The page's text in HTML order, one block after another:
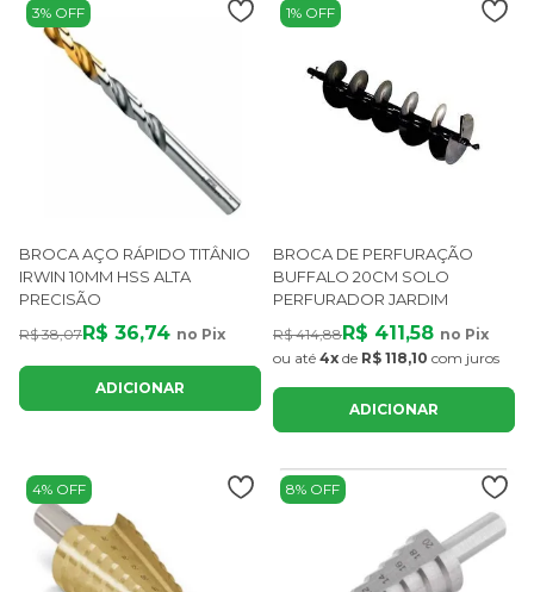
3% OFF
BROCA AÇO RÁPIDO TITÂNIO
IRWIN 10MM HSS ALTA
PRECISÃO
R$ 38,07R$ 36,74 no Pix
ADICIONAR
1% OFF
BROCA DE PERFURAÇÃO
BUFFALO 20CM SOLO
PERFURADOR JARDIM
R$ 414,88R$ 411,58 no Pix
ou até 4x de R$ 118,10 com juros
ADICIONAR
4% OFF 8% OFF